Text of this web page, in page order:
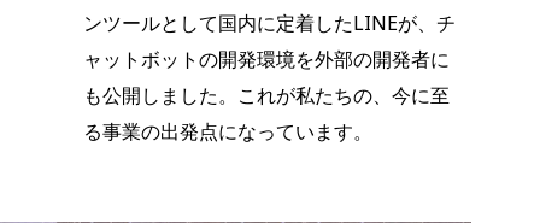
ンツールとして国内に定着したLINEが、チ
ャットボットの開発環境を外部の開発者に
も公開しました。これが私たちの、今に至
る事業の出発点になっています。